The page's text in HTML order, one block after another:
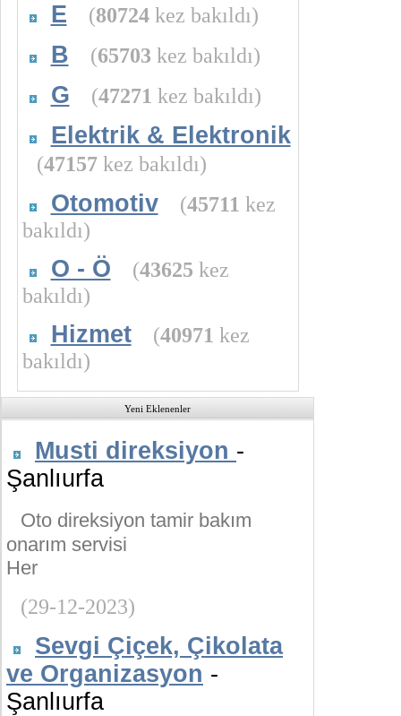
E (80724kez bakıldı)
B (65703 kez bakıldı)
G (47271 kez bakıldı)
Elektrik & Elektronik
(47157kez bakıldı)
Otomotiv (45711 kez
bakıldı)
O - Ö (43625 kez
bakıldı)
Hizmet (40971 kez
bakıldı)
Yeni Eklenenler
Musti direksiyon -
Şanlıurfa
Oto direksiyon tamir bakım
onarım servisi
Her
(29-12-2023)
Sevgi Çiçek, Çikolata
ve Organizasyon -
Şanlıurfa